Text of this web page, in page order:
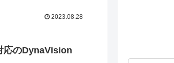
2023.08.28
応のDynaVision